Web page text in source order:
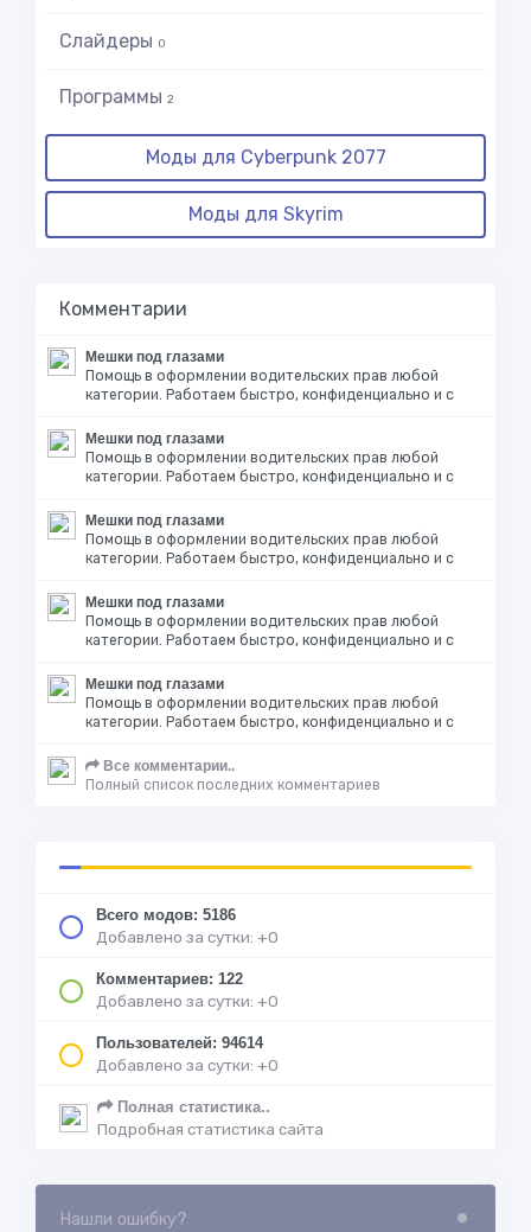
Слайдеры 0
Программы 2
Моды для Cyberpunk 2077
Моды для Skyrim
Комментарии
Мешки под глазами
Помощь в оформлении водительских прав любой
категории. Работаем быстро, конфиденциально и с
Мешки под глазами
Помощь в оформлении водительских прав любой
категории. Работаем быстро, конфиденциально и с
Мешки под глазами
Помощь в оформлении водительских прав любой
категории. Работаем быстро, конфиденциально и с
Мешки под глазами
Помощь в оформлении водительских прав любой
категории. Работаем быстро, конфиденциально и с
Мешки под глазами
Помощь в оформлении водительских прав любой
категории. Работаем быстро, конфиденциально и с
Все комментарии..
Полный список последних комментариев
Всего модов: 5186
Добавлено за сутки: +0
Комментариев: 122
Добавлено за сутки: +0
Пользователей: 94614
Добавлено за сутки: +0
Полная статистика..
Подробная статистика сайта
Нашли ошибку?